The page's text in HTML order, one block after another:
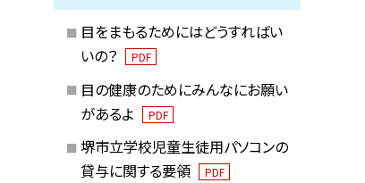
目をまもるためにはどうすればい
いの？
PDF
目の健康のためにみんなにお願い
があるよ
PDF
堺市立学校児童生徒用パソコンの
貸与に関する要領
PDF